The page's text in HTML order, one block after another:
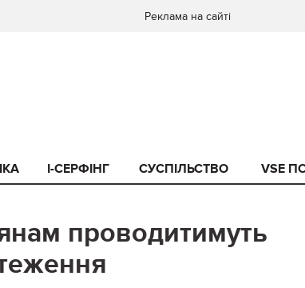
Реклама на сайті
I-СЕРФІНГ СУСПІЛЬСТВО VSE
проводитимуть